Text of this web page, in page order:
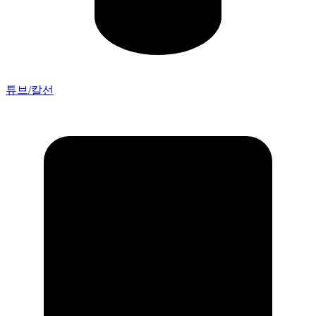
튜브/칼선